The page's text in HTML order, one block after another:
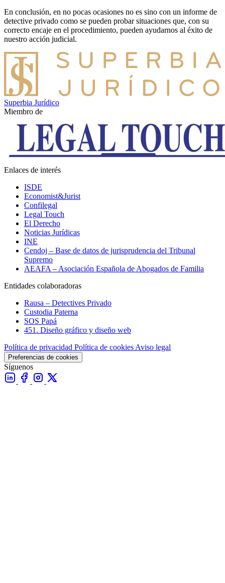
En conclusión, en no pocas ocasiones no es sino con un informe de
detective privado como se pueden probar situaciones que, con su
correcto encaje en el procedimiento, pueden ayudarnos al éxito de
nuestro acción judicial.
Superbia Jurídico
Miembro de
Enlaces de interés
ISDE
Economist&Jurist
Confilegal
Legal Touch
El Derecho
Noticias Jurídicas
INE
Cendoj – Base de datos de jurisprudencia del Tribunal
Supremo
AEAFA – Asociación Española de Abogados de Familia
Entidades colaboradoras
Rausa – Detectives Privado
Custodia Paterna
SOS Papá
451. Diseño gráfico y diseño web
Política de privacidad Política de cookies Aviso legal
Preferencias de cookies
Síguenos